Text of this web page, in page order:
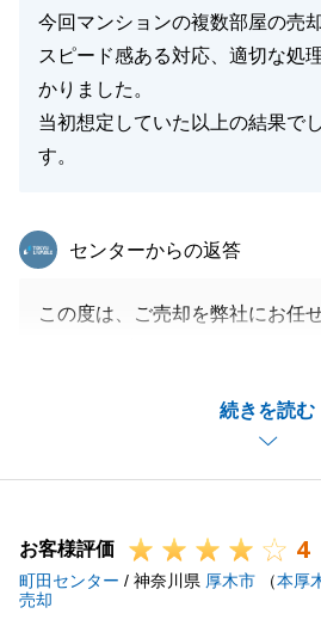
今回マンションの複数部屋の売
スピード感ある対応、適切な処
かりました。
当初想定していた以上の結果で
す。
続きを読む
東急リバブル
センターからの返答
この度は、ご売却を弊社にお任
とのお言葉をいただけたこと、
います。微力ながらお役に立て
す。
困りごとやご相談がございまし
にご連絡ください。
今後とも末永いお付き合いをさ
お客様評価 4
町田センター / 神奈川県 厚木市 （本厚
売却